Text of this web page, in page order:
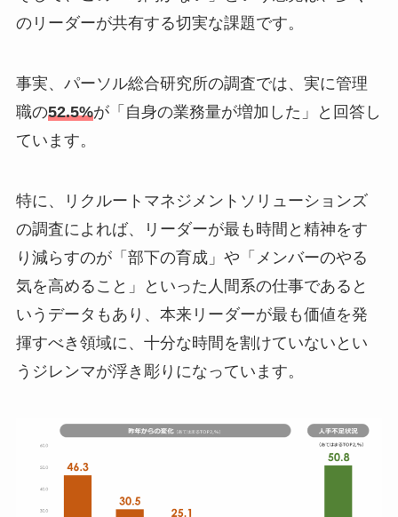
のリーダーが共有する切実な課題です。
事実、パーソル総合研究所の調査では、実に管理
職の52.5%が「自身の業務量が増加した」と回答し
ています。
特に、リクルートマネジメントソリューションズ
の調査によれば、リーダーが最も時間と精神をす
り減らすのが「部下の育成」や「メンバーのやる
気を高めること」といった人間系の仕事であると
いうデータもあり、本来リーダーが最も価値を発
揮すべき領域に、十分な時間を割けていないとい
うジレンマが浮き彫りになっています。